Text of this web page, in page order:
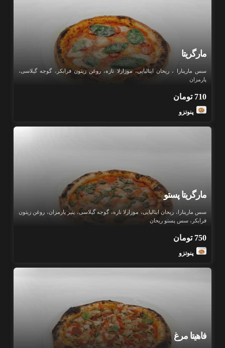
مارگریتا
سس مارینارا ، ریحان ایتالیایی، موزارلا تازه، روغن زیتون فرابکر، گوجه گیلاسی،
پارمزان
710 تومان
پنوتزو
مارگریتا پستو
سس مارینارا، ریحان ایتالیایی، موزارلا تازه، گوجه گیلاسی، پنیر پارمزان، روغن زیتون
فرابکر، سس پستو ریحان
750 تومان
پنوتزو
فاهیتا مرغ